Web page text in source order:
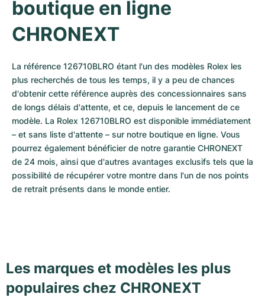
boutique en ligne
CHRONEXT
La référence 126710BLRO étant l'un des modèles Rolex les
plus recherchés de tous les temps, il y a peu de chances
d'obtenir cette référence auprès des concessionnaires sans
de longs délais d'attente, et ce, depuis le lancement de ce
modèle. La Rolex 126710BLRO est disponible immédiatement
– et sans liste d'attente – sur notre boutique en ligne. Vous
pourrez également bénéficier de notre garantie CHRONEXT
de 24 mois, ainsi que d'autres avantages exclusifs tels que la
possibilité de récupérer votre montre dans l'un de nos points
de retrait présents dans le monde entier.
Les marques et modèles les plus
populaires chez CHRONEXT